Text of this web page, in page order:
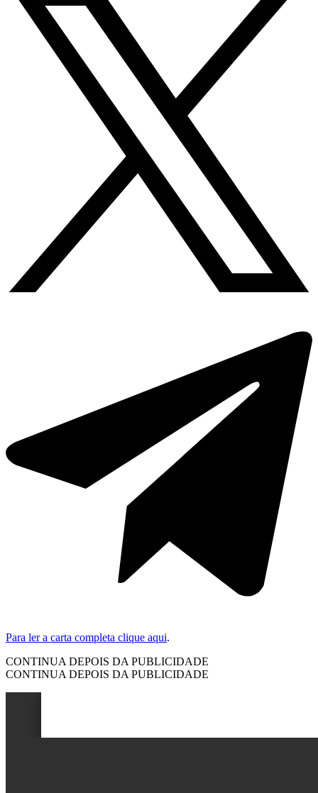
Para ler a carta completa clique aqui.
CONTINUA DEPOIS DA PUBLICIDADE
CONTINUA DEPOIS DA PUBLICIDADE